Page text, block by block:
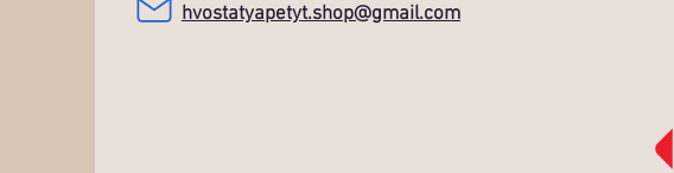
hvostatyapetyt.shop@gmail.com